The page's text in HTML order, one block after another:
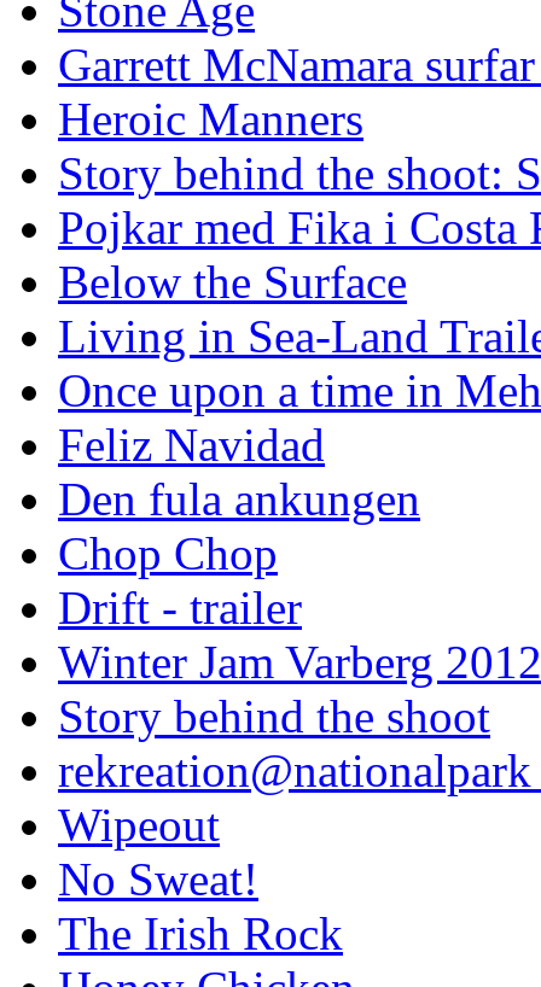
Garrett McNamara
Heroic Manners
Story behind the shoot:
Pojkar med Fika i Costa
Below the Surface
Living in Sea-Land
Once upon a time in
Feliz Navidad
Den fula ankungen
Chop Chop
Drift - trailer
Winter Jam Varberg 2012
Story behind the shoot
rekreation@nationalpark
Wipeout
No Sweat!
The Irish Rock